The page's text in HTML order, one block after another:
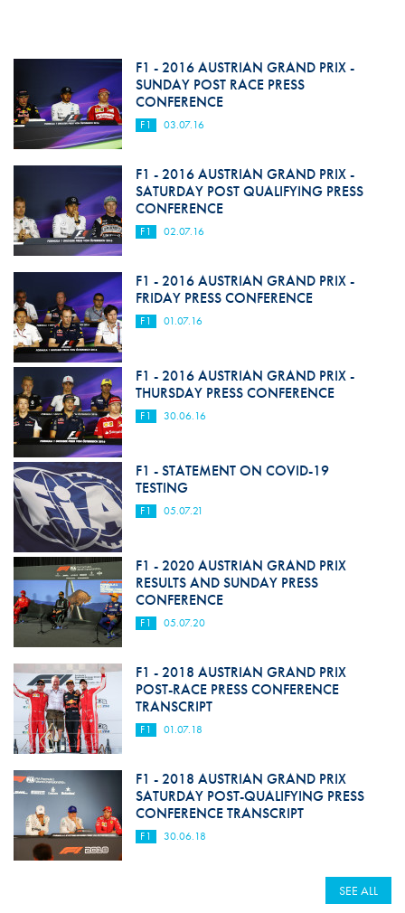
F1 - 2016 AUSTRIAN GRAND PRIX -
SUNDAY POST RACE PRESS
CONFERENCE
F1 03.07.16
F1 - 2016 AUSTRIAN GRAND PRIX -
SATURDAY POST QUALIFYING PRESS
CONFERENCE
F1 02.07.16
F1 - 2016 AUSTRIAN GRAND PRIX -
FRIDAY PRESS CONFERENCE
F1 01.07.16
F1 - 2016 AUSTRIAN GRAND PRIX -
THURSDAY PRESS CONFERENCE
F1 30.06.16
F1 - STATEMENT ON COVID-19
TESTING
F1 05.07.21
F1 - 2020 AUSTRIAN GRAND PRIX
RESULTS AND SUNDAY PRESS
CONFERENCE
F1 05.07.20
F1 - 2018 AUSTRIAN GRAND PRIX
POST-RACE PRESS CONFERENCE
TRANSCRIPT
F1 01.07.18
F1 - 2018 AUSTRIAN GRAND PRIX
SATURDAY POST-QUALIFYING PRESS
CONFERENCE TRANSCRIPT
F1 30.06.18
SEE ALL